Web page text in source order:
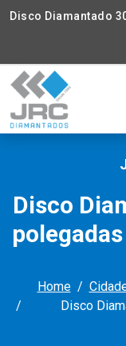
Disco Diamantado
Disco
Home
Disco